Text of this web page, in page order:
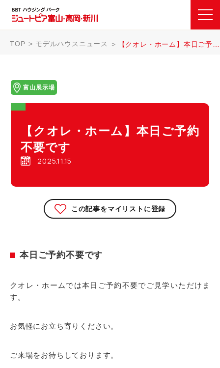
TOP モデルハウスニュース 【クオレ・ホーム】本日ご予約不要です
富山展示場
【クオレ・ホーム】本日ご予約
不要です
2025.11.15
この記事をマイリストに登録
本日ご予約不要です
クオレ・ホームでは本日ご予約不要でご見学いただけま
す。
お気軽にお立ち寄りください。
ご来場をお待ちしております。